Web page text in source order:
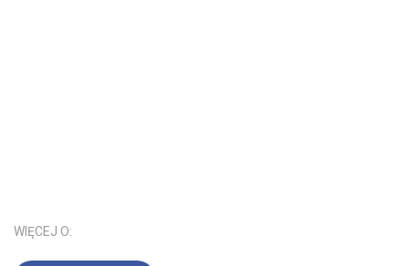
WIĘCEJ O: